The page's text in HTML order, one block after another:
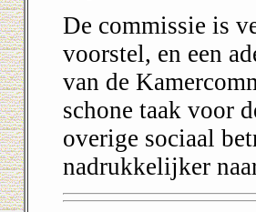
De commissie is
voorstel, en een
van de
schone taak voor
overige sociaal
nadrukkelijker